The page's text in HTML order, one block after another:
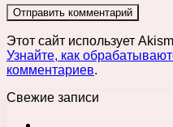
Этот сайт использует
Узнайте, как
комментариев.
Свежие записи